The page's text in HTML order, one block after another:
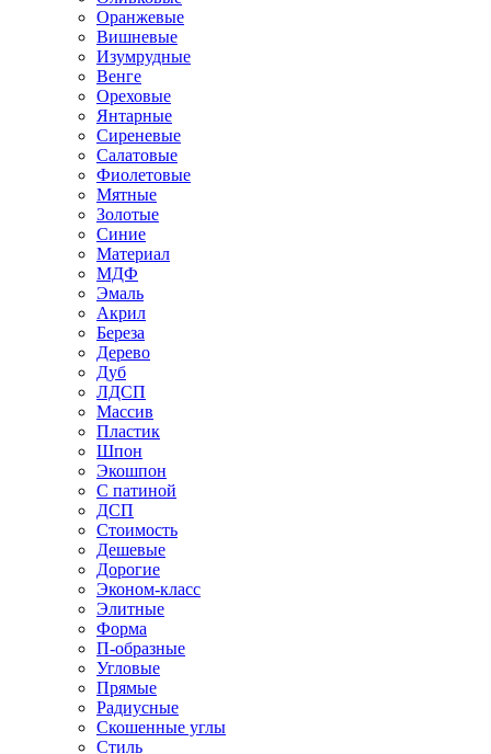
Оранжевые
Вишневые
Изумрудные
Венге
Ореховые
Янтарные
Сиреневые
Салатовые
Фиолетовые
Мятные
Золотые
Синие
Материал
МДФ
Эмаль
Акрил
Береза
Дерево
Дуб
ЛДСП
Массив
Пластик
Шпон
Экошпон
С патиной
ДСП
Стоимость
Дешевые
Дорогие
Эконом-класс
Элитные
Форма
П-образные
Угловые
Прямые
Радиусные
Скошенные углы
Стиль